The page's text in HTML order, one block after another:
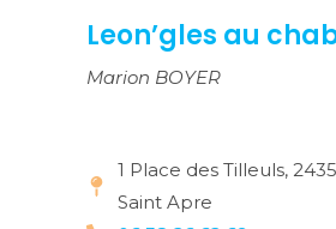
Leon’gles au
Marion BOYER
1 Place des Tilleuls,
Saint Apre